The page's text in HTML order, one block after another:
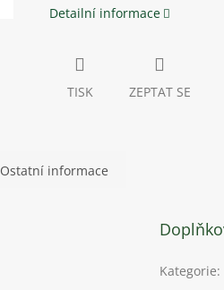
Detailní informace
TISK ZEPTAT SE
Ostatní informace
Kategorie: